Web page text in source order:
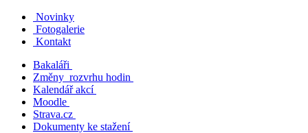
Novinky
Fotogalerie
Kontakt
Bakaláři
Změny rozvrhu hodin
Kalendář akcí
Moodle
Strava.cz
Dokumenty ke stažení